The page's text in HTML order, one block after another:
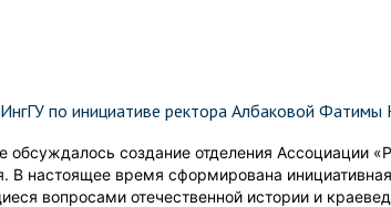
по инициативе ректора Албаковой
обсуждалось создание отделения Ассоциации
В настоящее время сформирована
вопросами отечественной истории и